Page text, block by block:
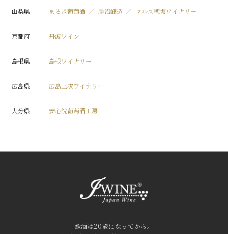
山梨県 まるき葡萄酒 勝沼醸造 マルス穂坂ワイナリー
京都府 丹波ワイン
島根県 島根ワイナリー
広島県 広島三次ワイナリー
大分県 安心院葡萄酒工房
飲酒は20歳になってから。